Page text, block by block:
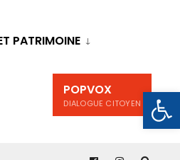
PATRIMOINE
POPVOX
DIALOGUE CITOYEN